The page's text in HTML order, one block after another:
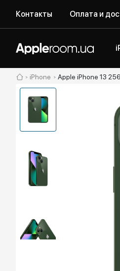
Контакты Оплата и
iPhone Apple iPhone 13